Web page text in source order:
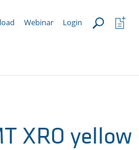
Webinar Login
Apri
la
XRO yellow